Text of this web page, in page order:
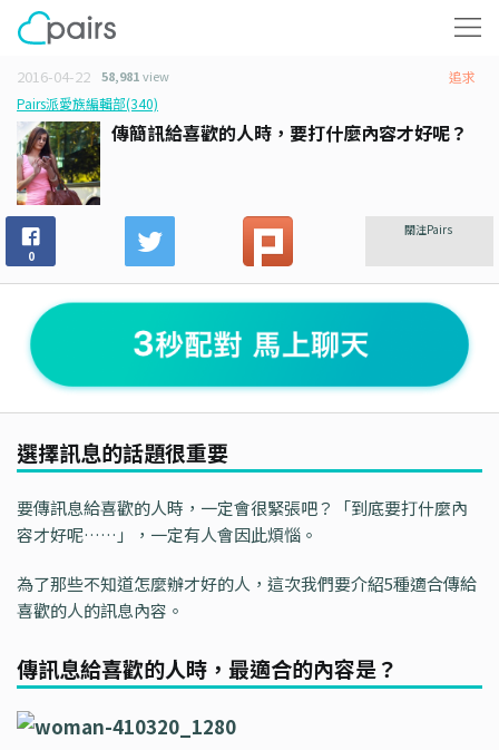
2016-04-22 58,981view
追求
Pairs派愛族編輯部(340)
傳簡訊給喜歡的人時，要打什麼內容才好呢？
0
關注Pairs
選擇訊息的話題很重要
要傳訊息給喜歡的人時，一定會很緊張吧？「到底要打什麼內
容才好呢……」，一定有人會因此煩惱。
為了那些不知道怎麼辦才好的人，這次我們要介紹5種適合傳給
喜歡的人的訊息內容。
傳訊息給喜歡的人時，最適合的內容是？